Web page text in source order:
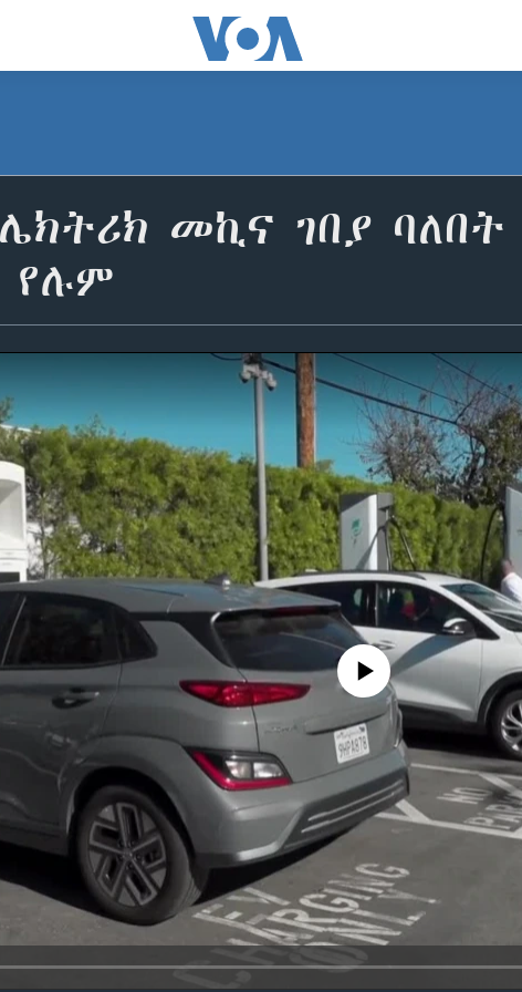
መኪና ገበያ ባለበት
No media source currently available